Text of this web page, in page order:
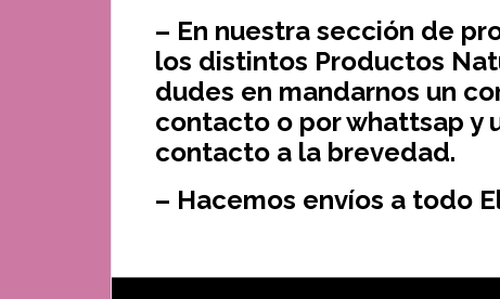
– En nuestra sección de
los distintos Productos
dudes en mandarnos un
contacto o por whattsap y
contacto a la brevedad.
– Hacemos envíos a todo